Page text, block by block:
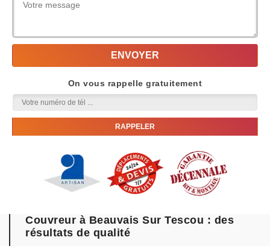
On vous rappelle gratuitement
Couvreur à Beauvais Sur Tescou : des
résultats de qualité